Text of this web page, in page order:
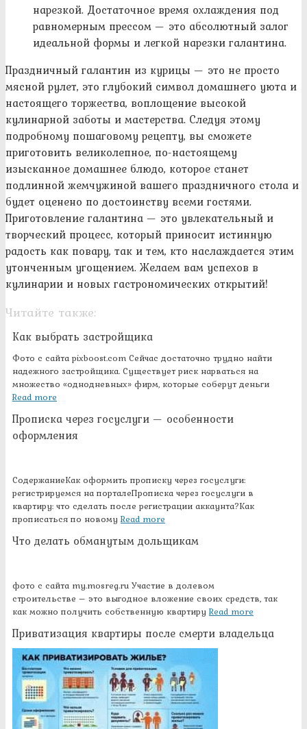
нарезкой. Достаточное время охлаждения под
равномерным прессом — это абсолютный залог
идеальной формы и легкой нарезки галантина.
Праздничный галантин из курицы — это не просто
мясной рулет, это глубокий символ домашнего уюта и
настоящего торжества, воплощение высокой
кулинарной заботы и мастерства. Следуя этому
подробному пошаговому рецепту, вы сможете
приготовить великолепное, по-настоящему
изысканное домашнее блюдо, которое станет
подлинной жемчужиной вашего праздничного стола и
будет оценено по достоинству всеми гостями.
Приготовление галантина — это увлекательный и
творческий процесс, который приносит истинную
радость как повару, так и тем, кто наслаждается этим
утонченным угощением. Желаем вам успехов в
кулинарии и новых гастрономических открытий!
Читайте также:
Как выбрать застройщика
Фото с сайта pixboost.com Сейчас достаточно трудно найти
надежного застройщика. Существует риск нарваться на
множество «однодневных» фирм, которые соберут деньги
Read more
Прописка через госуслуги — особенности
оформления
СодержаниеКак оформить прописку через госуслуги:
регистрируемся на порталеПрописка через госуслуги в
квартиру: что сделать после регистрации аккаунта?Как
прописаться по новомуRead more
Что делать обманутым дольщикам
фото с сайта my.mosreg.ru Участие в долевом
строительстве – это выгодное вложение своих средств, так
как можно получить собственную квартируRead more
Приватизация квартиры после смерти владельца